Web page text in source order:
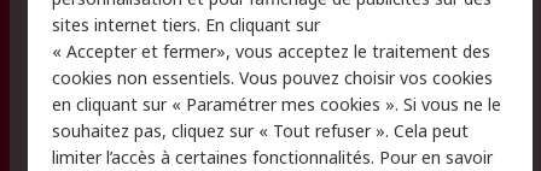
des données - Mise à
jour
Conditions générales
de vente
Politique anti-
corruption
Campagnes marketing
sites internet tiers. En cliquant sur
« Accepter et fermer», vous acceptez le traitement des
cookies non essentiels. Vous pouvez choisir vos cookies
en cliquant sur « Paramétrer mes cookies ». Si vous ne le
souhaitez pas, cliquez sur « Tout refuser ». Cela peut
limiter l’accès à certaines fonctionnalités. Pour en savoir